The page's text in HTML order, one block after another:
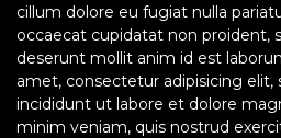
cillum dolore eu fugiat nulla
occaecat cupidatat non proident,
deserunt mollit anim id est
amet, consectetur adipisicing
incididunt ut labore et dolore
minim veniam, quis nostrud